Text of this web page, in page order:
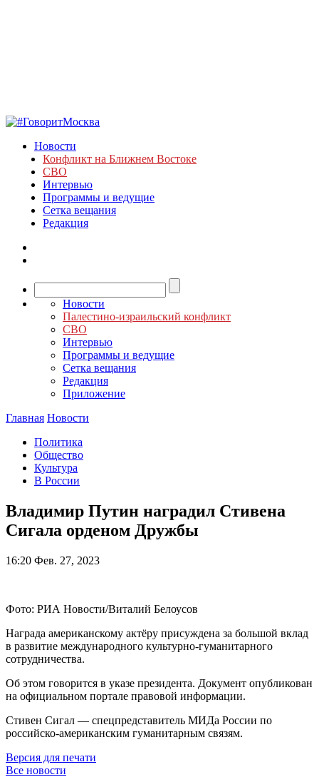
Новости
Конфликт на Ближнем Востоке
СВО
Интервью
Программы и ведущие
Сетка вещания
Редакция
Новости
Палестино-израильский конфликт
СВО
Интервью
Программы и ведущие
Сетка вещания
Редакция
Приложение
Главная Новости
Политика
Общество
Культура
В России
Владимир Путин наградил Стивена
Сигала орденом Дружбы
16:20 Фев. 27, 2023
Фото: РИА Новости/Виталий Белоусов
Награда американскому актёру присуждена за большой вклад
в развитие международного культурно-гуманитарного
сотрудничества.
Об этом говорится в указе президента. Документ опубликован
на официальном портале правовой информации.
Стивен Сигал — спецпредставитель МИДа России по
российско-американским гуманитарным связям.
Версия для печати
Все новости